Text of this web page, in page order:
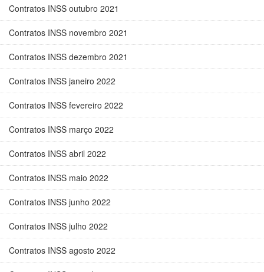
Contratos INSS outubro 2021
Contratos INSS novembro 2021
Contratos INSS dezembro 2021
Contratos INSS janeiro 2022
Contratos INSS fevereiro 2022
Contratos INSS março 2022
Contratos INSS abril 2022
Contratos INSS maio 2022
Contratos INSS junho 2022
Contratos INSS julho 2022
Contratos INSS agosto 2022